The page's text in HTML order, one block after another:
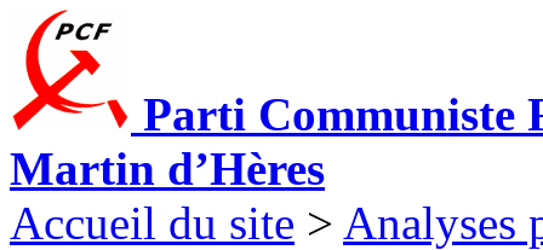
Parti Communiste
Martin d’Hères
Accueil du site > Analyses